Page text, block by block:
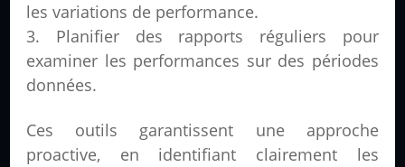
les variations de performance.
Planifier des rapports réguliers pour
examiner les performances sur des périodes
données.
Ces outils garantissent une approche
proactive, en identifiant clairement les